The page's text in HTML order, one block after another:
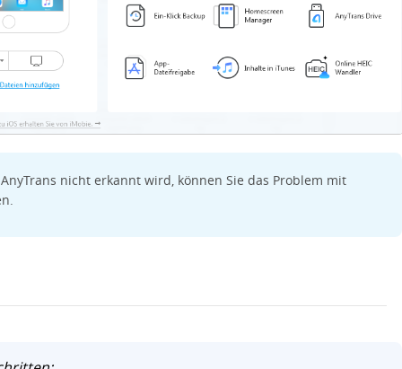
nicht erkannt wird, können Sie das Problem mit